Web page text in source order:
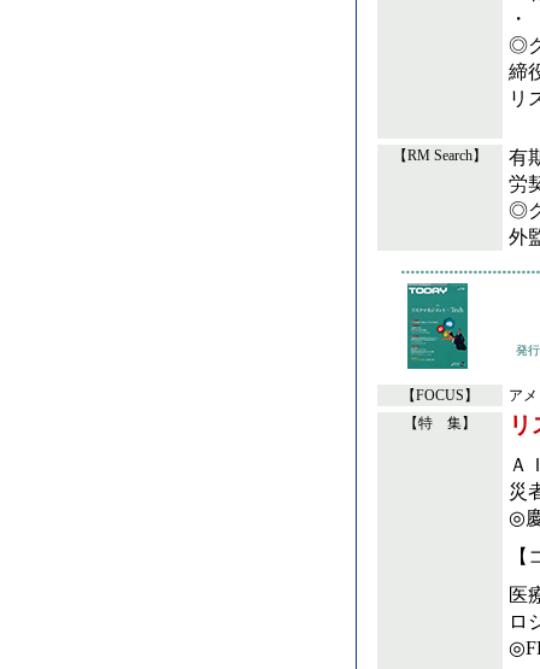
◎
締
リ
【RM Search】
有
労
◎
外
発
【FOCUS】
ア
【特 集】
リ
Ａ
災
◎
医
ロ